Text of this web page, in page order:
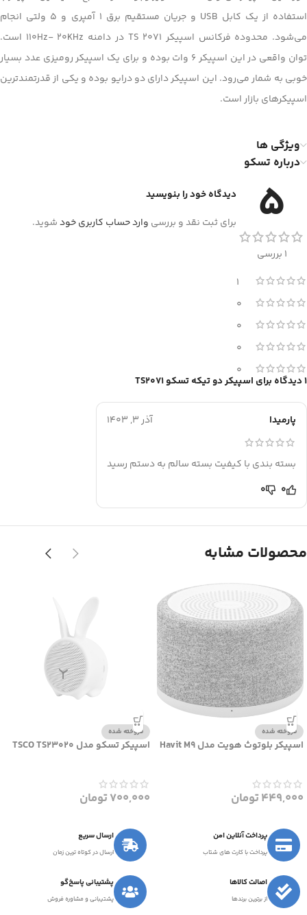
استفاده از یک کابل USB و جریان مستقیم برق 1 آمپری و 5 ولتی انجام
می‌شود. محدوده فرکانس اسپیکر TS 2071 در دامنه 110Hz- 20KHz است.
توان واقعی در این اسپیکر 6 وات بوده و برای یک اسپیکر رومیزی عدد بسیار
خوبی به شمار می‌رود. این اسپیکر دارای دو درایو بوده و یکی از قدرتمندترین
اسپیکرهای بازار است.
ویژگی ها
درباره تسکو
5
1 بررسی
1
0
0
0
0
1 دیدگاه برای اسپیکر دو تیکه تسکو TS2071
پارمیدا آذر 3, 1403
بسته بندی با کیفیت بسته سالم به دستم رسید
0
0
دیدگاه خود را بنویسید
برای ثبت نقد و بررسی وارد حساب کاربری خودشوید.
محصولات مشابه
فروخته شده
اسپیکر بلوتوث هویت مدل Havit M9
449,000تومان
فروخته شده
اسپیکر تسکو مدل TSCO TS23020
700,000تومان
پرداخت آنلاین امن
پرداخت با کارت های شتاب
ارسال سریع
ارسال در کوتاه ترین زمان
اصالت کالاها
از برترین برندها
پشتیبانی پاسخ‌گو
پشتیبانی و مشاوره فروش